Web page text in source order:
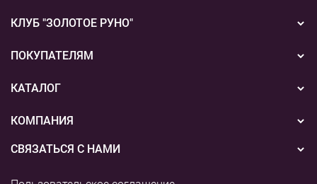
КЛУБ "ЗОЛОТОЕ РУНО"
Новости
Акции
ПОКУПАТЕЛЯМ
Бонусная система
Подарочные сертификаты
Способы оплаты
КАТАЛОГ
Вышивка
Пряжа
КОМПАНИЯ
О нас
Наши магазины
СВЯЗАТЬСЯ С НАМИ